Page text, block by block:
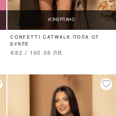
ИЗЧЕРПАНО
CONFETTI CATWALK ПОЛА ОТ
БУКЛЕ
€82 / 160.38 ЛВ.